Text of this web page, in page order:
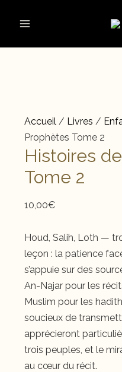
Accueil / Livres /
Prophètes Tome 2
Histoires
Tome 2
10,00€
Houd, Salih, Loth —
leçon : la patience
s’appuie sur des
An-Najar pour les
Muslim pour les
soucieux de
apprécieront
trois peuples, et le
au cœur du récit.